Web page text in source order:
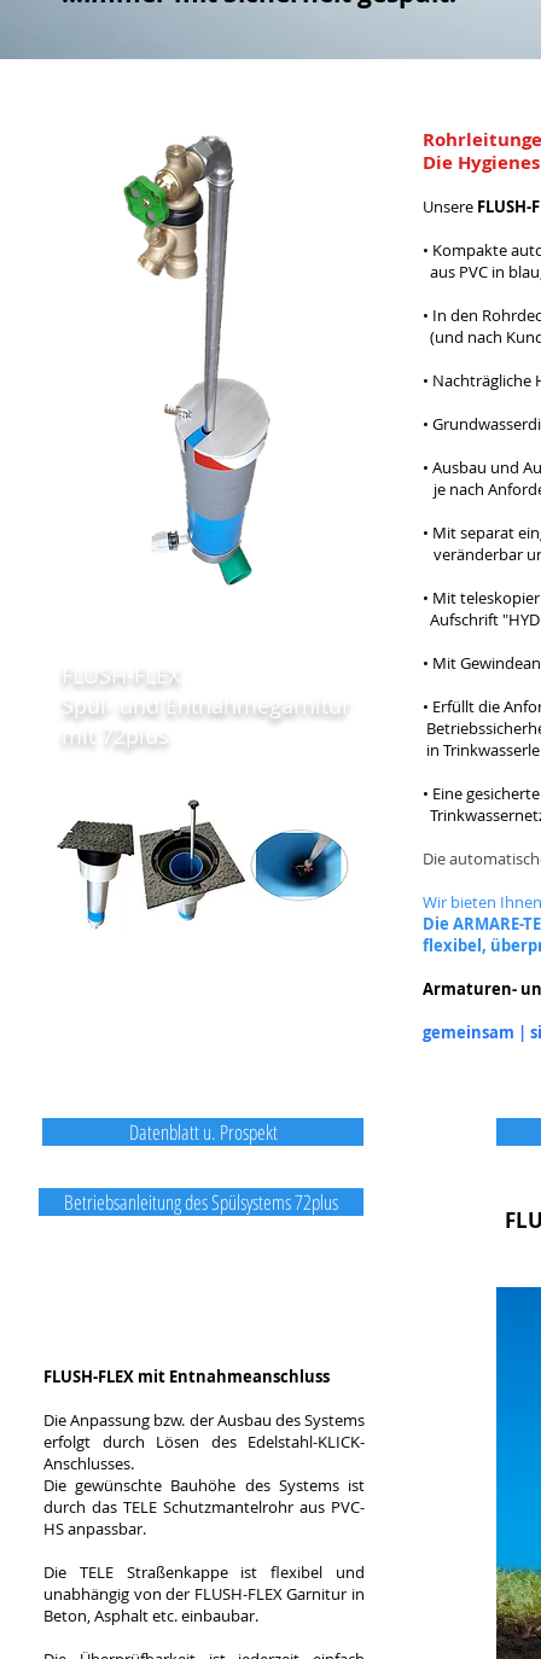
FLUSH-FLEX
Spül- und Entnahmegarnitur
mit 72plus
Die
Unsere
​• Kompakte
aus PVC in
• In den
(und nach
• Nachträgliche
•
• Ausbau und
je nach
• Mit separat
veränderbar
• Mit
Aufschrift
• Mit
• Erfüllt die
in
• Eine
Die
Wir bieten
Die ARMARE-
flexibel,
Armaturen-
gemeinsam |
Datenblatt u. Prospekt
Copyright©ARMARE-TEC GmbH, Januar 2014
Betriebsanleitung des Spülsystems 72plus
FLUSH-FLEX mit Entnahmeanschluss
Die Anpassung bzw. der Ausbau des Systems
erfolgt durch Lösen des Edelstahl-KLICK-
Anschlusses.
Die gewünschte Bauhöhe des Systems ist
durch das TELE Schutzmantelrohr aus PVC-
HS anpassbar.
Die TELE Straßenkappe ist flexibel und
unabhängig von der FLUSH-FLEX Garnitur in
Beton, Asphalt etc. einbaubar.